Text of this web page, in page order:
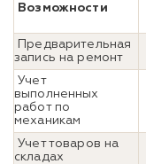
Возможности
Предварительная
запись на ремонт
Учет
выполненных
работ по
механикам
Учет товаров на
складах